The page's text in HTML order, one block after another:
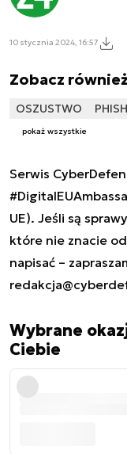
10 stycznia 2024, 16:57
Zobacz również
OSZUSTWO
pokaż wszystkie
Serwis
UE). Jeśli są
które nie znacie
napisać –
Wybrane
Ciebie